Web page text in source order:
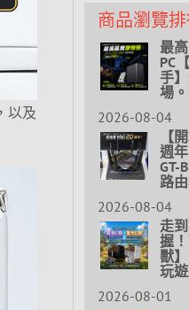
以及
商品瀏覽
最
PC
手
場。
2026-08-04
【
週
GT-
路
2026-08-04
走
握
獸
玩
2026-08-01